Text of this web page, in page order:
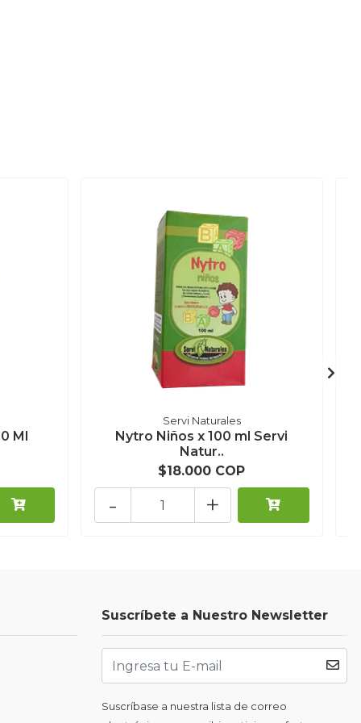
Ml
Servi Naturales
Nytro Niños x 100 ml Servi
Natur..
$18.000 COP
+
-
Suscríbete a Nuestro Newsletter
Suscríbase a nuestra lista de correo